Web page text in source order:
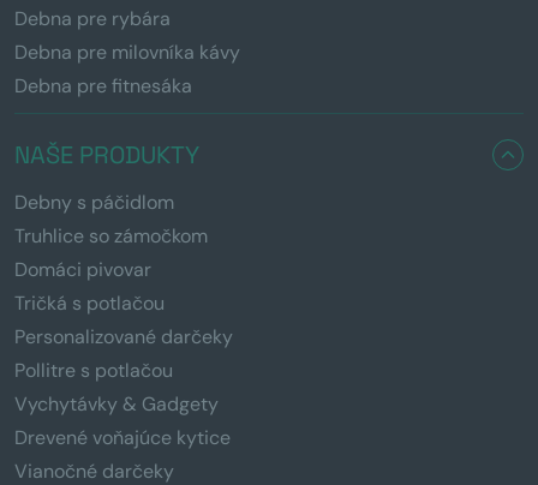
Debna pre rybára
Debna pre milovníka kávy
Debna pre fitnesáka
NAŠE PRODUKTY
Debny s páčidlom
Truhlice so zámočkom
Domáci pivovar
Tričká s potlačou
Personalizované darčeky
Pollitre s potlačou
Vychytávky & Gadgety
Drevené voňajúce kytice
Vianočné darčeky